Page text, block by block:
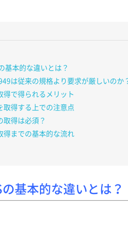
基本的な違いとは？
は従来の規格より要求が厳しいのか
得で得られるメリット
取得する上での注意点
取得は必須？
得までの基本的な流れ
基本的な違いとは？